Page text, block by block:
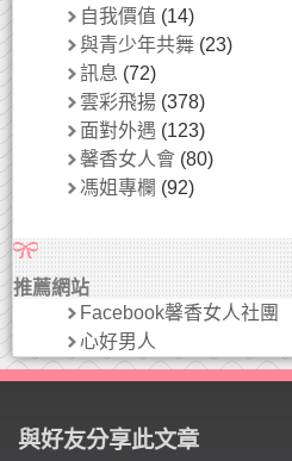
自我價值 (14)
與青少年共舞 (23)
訊息 (72)
雲彩飛揚 (378)
面對外遇 (123)
馨香女人會 (80)
馮姐專欄 (92)
推薦網站
Facebook馨香女人社團
心好男人
與好友分享此文章